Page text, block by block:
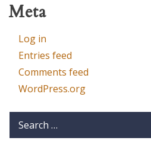
Meta
Log in
Entries feed
Comments feed
WordPress.org